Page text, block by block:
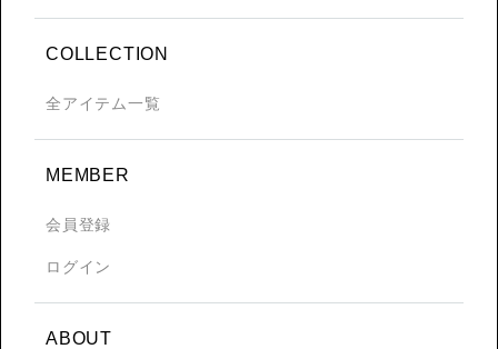
COLLECTION
全アイテム一覧
MEMBER
会員登録
ログイン
ABOUT